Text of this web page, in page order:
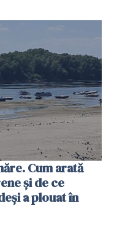
Cum arată
și de ce
a plouat în